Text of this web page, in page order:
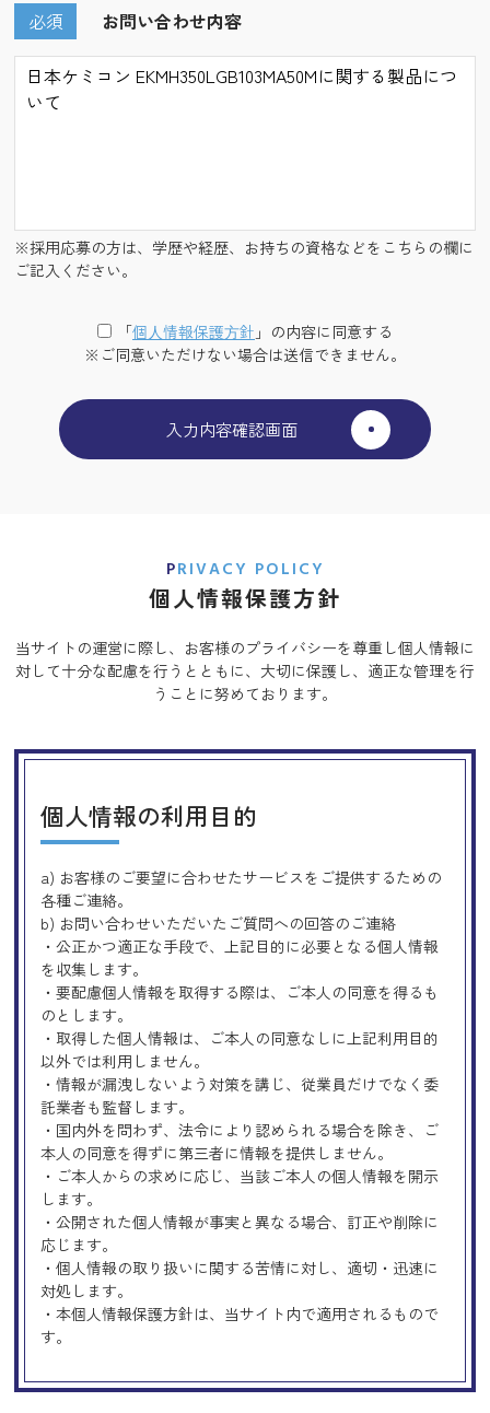
お問い合わせ内容
必須
※採用応募の方は、学歴や経歴、お持ちの資格などをこちらの欄に
ご記入ください。
「個⼈情報保護⽅針 」の内容に同意する
※ご同意いただけない場合は送信できません。
PRIVACY POLICY
個人情報保護方針
当サイトの運営に際し、お客様のプライバシーを尊重し個人情報に
対して十分な配慮を行うとともに、 大切に保護し、適正な管理を行
うことに努めております。
個人情報の利用目的
a) お客様のご要望に合わせたサービスをご提供するための
各種ご連絡。
b) お問い合わせいただいたご質問への回答のご連絡
・公正かつ適正な手段で、上記目的に必要となる個人情報
を収集します。
・要配慮個人情報を取得する際は、ご本人の同意を得るも
のとします。
・取得した個人情報は、ご本人の同意なしに上記利用目的
以外では利用しません。
・情報が漏洩しないよう対策を講じ、従業員だけでなく委
託業者も監督します。
・国内外を問わず、法令により認められる場合を除き、ご
本人の同意を得ずに第三者に情報を提供しません。
・ご本人からの求めに応じ、当該ご本人の個人情報を開示
します。
・公開された個人情報が事実と異なる場合、訂正や削除に
応じます。
・個人情報の取り扱いに関する苦情に対し、適切・迅速に
対処します。
・本個人情報保護方針は、当サイト内で適用されるもので
す。
Googleアナリティクスの使用につい